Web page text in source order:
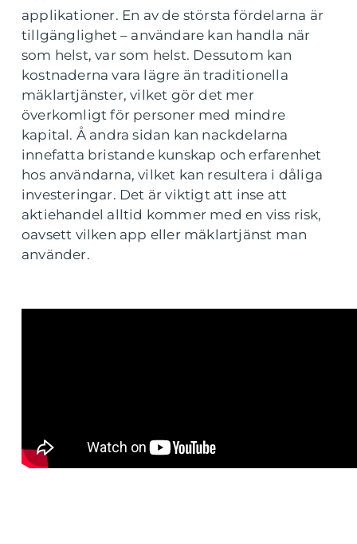
applikationer. En av de största fördelarna är
tillgänglighet – användare kan handla när
som helst, var som helst. Dessutom kan
kostnaderna vara lägre än traditionella
mäklartjänster, vilket gör det mer
överkomligt för personer med mindre
kapital. Å andra sidan kan nackdelarna
innefatta bristande kunskap och erfarenhet
hos användarna, vilket kan resultera i dåliga
investeringar. Det är viktigt att inse att
aktiehandel alltid kommer med en viss risk,
oavsett vilken app eller mäklartjänst man
använder.